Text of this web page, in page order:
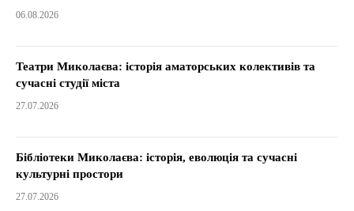
06.08.2026
Театри Миколаєва: історія аматорських колективів та
сучасні студії міста
27.07.2026
Бібліотеки Миколаєва: історія, еволюція та сучасні
культурні простори
27.07.2026